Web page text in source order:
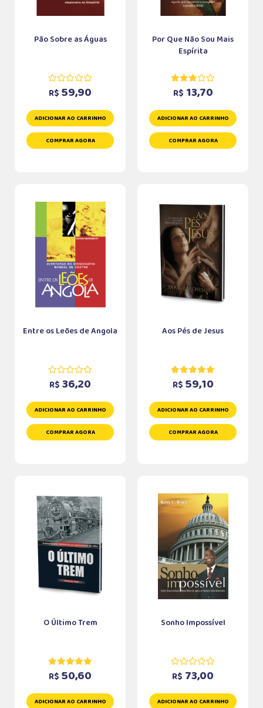
Pão Sobre as Águas
R$ 59,90
ADICIONAR AO CARRINHO
COMPRAR AGORA
Por Que Não Sou Mais
Espírita
R$ 13,70
ADICIONAR AO CARRINHO
COMPRAR AGORA
Entre os Leões de Angola
R$ 36,20
ADICIONAR AO CARRINHO
COMPRAR AGORA
Aos Pés de Jesus
R$ 59,10
ADICIONAR AO CARRINHO
COMPRAR AGORA
O Último Trem
R$ 50,60
ADICIONAR AO CARRINHO
Sonho Impossível
R$ 73,00
ADICIONAR AO CARRINHO